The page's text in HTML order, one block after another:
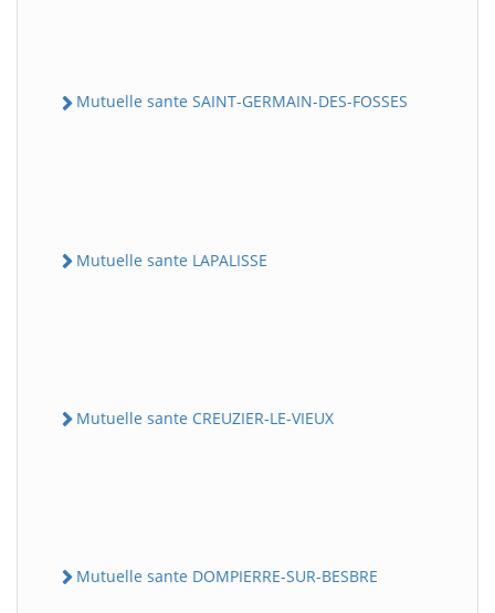
Mutuelle sante SAINT-GERMAIN-DES-FOSSES
Mutuelle sante LAPALISSE
Mutuelle sante CREUZIER-LE-VIEUX
Mutuelle sante DOMPIERRE-SUR-BESBRE